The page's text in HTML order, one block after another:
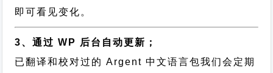
即可看见变化。
3、通过 WP 后台自动更新；
已翻译和校对过的 Argent 中文语言包我们会定期